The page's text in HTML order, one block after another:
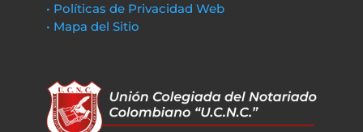
• Políticas de Privacidad Web
• Mapa del Sitio